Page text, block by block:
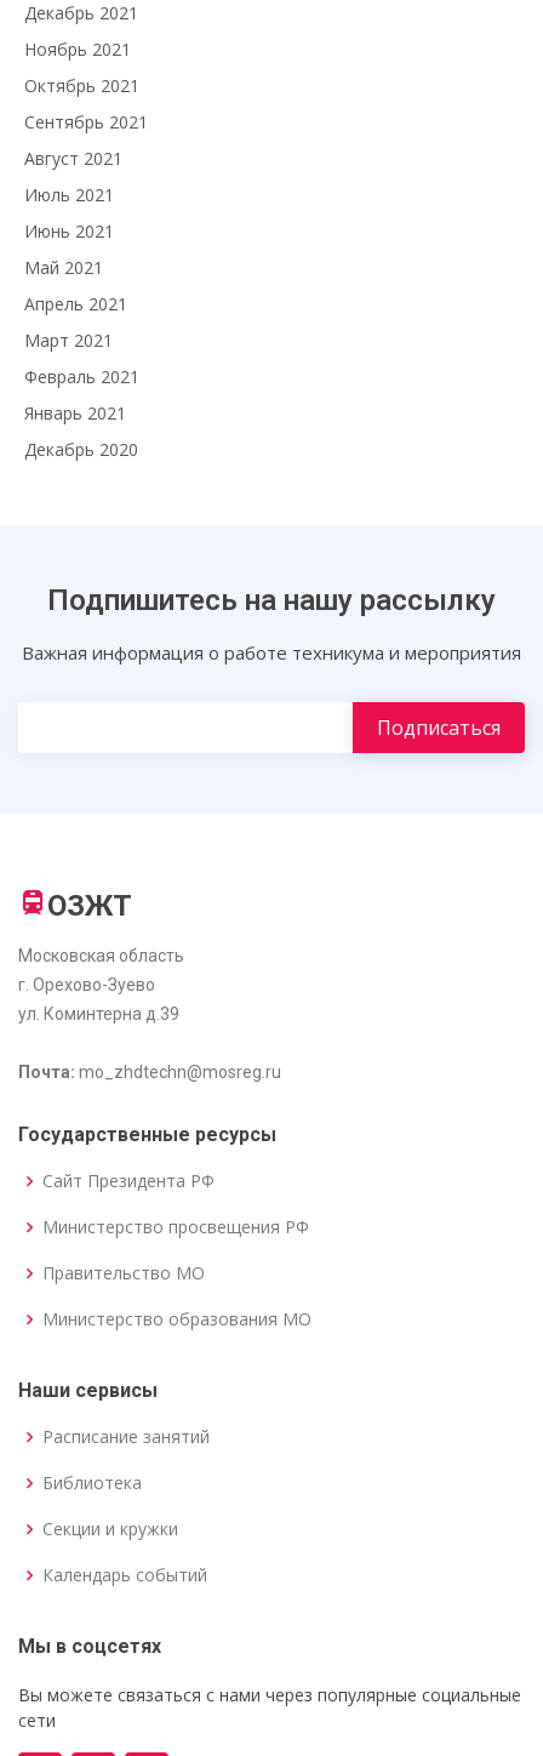
Декабрь 2021
Ноябрь 2021
Октябрь 2021
Сентябрь 2021
Август 2021
Июль 2021
Июнь 2021
Май 2021
Апрель 2021
Март 2021
Февраль 2021
Январь 2021
Декабрь 2020
Подпишитесь на нашу рассылку
Важная информация о работе техникума и мероприятия
ОЗЖТ
Московская область
г. Орехово-Зуево
ул. Коминтерна д.39
Почта: mo_zhdtechn@mosreg.ru
Государственные ресурсы
Сайт Президента РФ
Министерство просвещения РФ
Правительство МО
Министерство образования МО
Наши сервисы
Расписание занятий
Библиотека
Секции и кружки
Календарь событий
Мы в соцсетях
Вы можете связаться с нами через популярные социальные
сети